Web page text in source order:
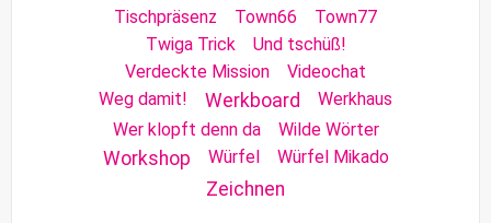
Tischpräsenz
Town66
Town77
Twiga Trick
Und tschüß!
Verdeckte Mission
Videochat
Weg damit!
Werkboard
Werkhaus
Wer klopft denn da
Wilde Wörter
Workshop Würfel Würfel Mikado
Zeichnen